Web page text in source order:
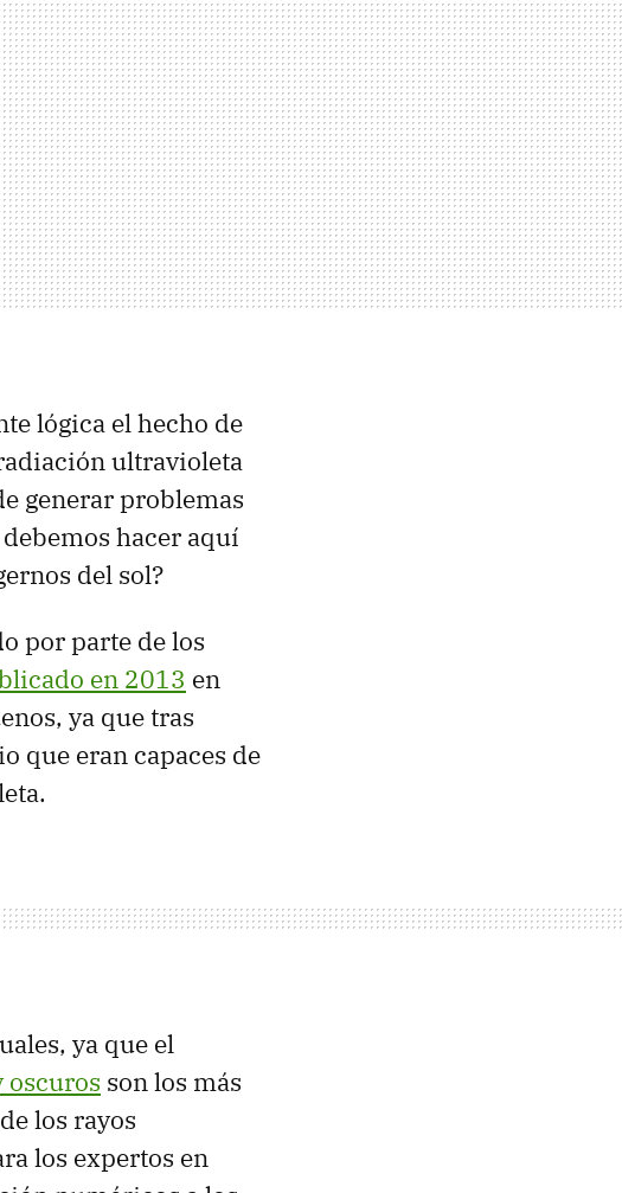
lógica el hecho de
ultravioleta
generar problemas
hacer aquí
del sol?
por parte de los
en 2013 en
ya que tras
que eran capaces de
ya que el
oscuros son los más
los rayos
los expertos en